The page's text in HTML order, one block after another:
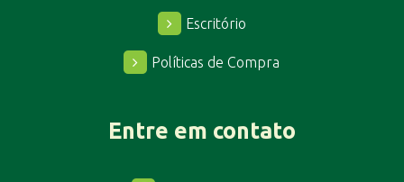
Escritório
Políticas de Compra
Entre em contato